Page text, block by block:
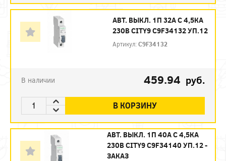
АВТ. ВЫКЛ. 1П 32А С 4,5КА
230В CITY9 C9F34132 УП.12
Артикул:C9F34132
В наличии 459.94 руб.
В КОРЗИНУ
АВТ. ВЫКЛ. 1П 40А С 4,5КА
230В CITY9 C9F34140 УП.12 -
ЗАКАЗ